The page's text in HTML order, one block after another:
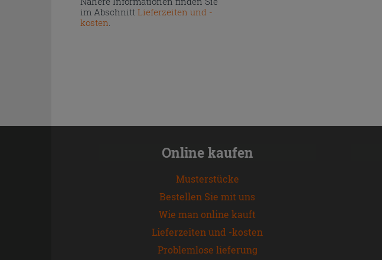
im Abschnitt Lieferzeiten und -
kosten.
Online kaufen
Musterstücke
Bestellen Sie mit uns
Wie man online kauft
Lieferzeiten und -kosten
Problemlose lieferung